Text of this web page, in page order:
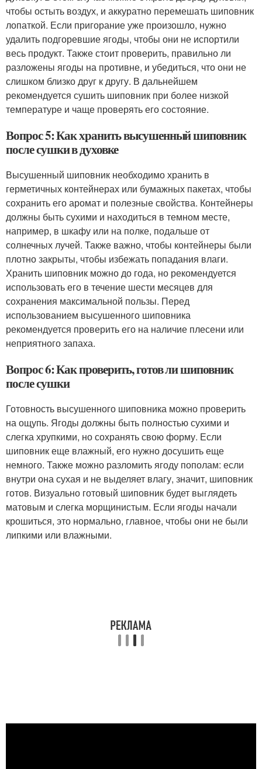
чтобы остыть воздух, и аккуратно перемешать шиповник
лопаткой. Если пригорание уже произошло, нужно
удалить подгоревшие ягоды, чтобы они не испортили
весь продукт. Также стоит проверить, правильно ли
разложены ягоды на противне, и убедиться, что они не
слишком близко друг к другу. В дальнейшем
рекомендуется сушить шиповник при более низкой
температуре и чаще проверять его состояние.
Вопрос 5: Как хранить высушенный шиповник
после сушки в духовке
Высушенный шиповник необходимо хранить в
герметичных контейнерах или бумажных пакетах, чтобы
сохранить его аромат и полезные свойства. Контейнеры
должны быть сухими и находиться в темном месте,
например, в шкафу или на полке, подальше от
солнечных лучей. Также важно, чтобы контейнеры были
плотно закрыты, чтобы избежать попадания влаги.
Хранить шиповник можно до года, но рекомендуется
использовать его в течение шести месяцев для
сохранения максимальной пользы. Перед
использованием высушенного шиповника
рекомендуется проверить его на наличие плесени или
неприятного запаха.
Вопрос 6: Как проверить, готов ли шиповник
после сушки
Готовность высушенного шиповника можно проверить
на ощупь. Ягоды должны быть полностью сухими и
слегка хрупкими, но сохранять свою форму. Если
шиповник еще влажный, его нужно досушить еще
немного. Также можно разломить ягоду пополам: если
внутри она сухая и не выделяет влагу, значит, шиповник
готов. Визуально готовый шиповник будет выглядеть
матовым и слегка морщинистым. Если ягоды начали
крошиться, это нормально, главное, чтобы они не были
липкими или влажными.